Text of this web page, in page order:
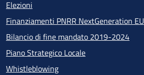
Elezioni
Finanziamenti PNRR NextGeneration EU
Bilancio di fine mandato 2019-2024
Piano Strategico Locale
Whistleblowing